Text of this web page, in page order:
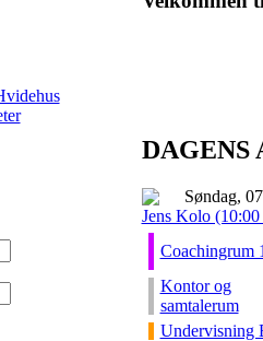
Søndag,
Jens Kolo
Coachingrum
Kontor og
samtalerum
Undervisning